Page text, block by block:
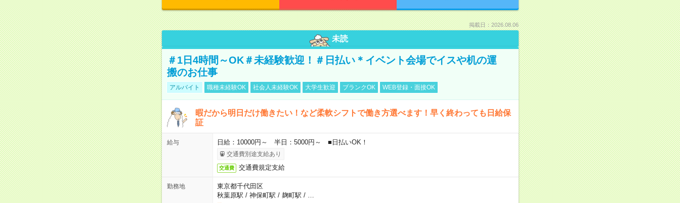
掲載日：2026.08.06
未読
＃1日4時間～OK＃未経験歓迎！＃日払い＊イベント会場でイスや机の運
搬のお仕事
アルバイト 職種未経験OK 社会人未経験OK 大学生歓迎 ブランクOK WEB登録・面接OK
暇だから明日だけ働きたい！など柔軟シフトで働き方選べます！早く終わっても日給保
証
給与 日給：10000円～ 半日：5000円～ ■日払いOK！
交通費別途支給あり
交通費 交通費規定支給
勤務地
東京都千代田区
秋葉原駅 / 神保町駅 / 麹町駅 / …